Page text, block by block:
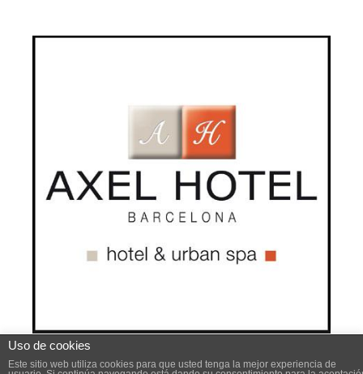
Uso de cookies
Este sitio web utiliza cookies para que usted tenga la mejor experiencia de
Este sitio web utiliza cookies para mejorar su experiencia .